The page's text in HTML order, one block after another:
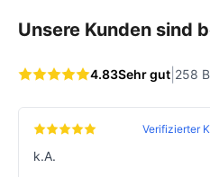
Unsere Kunden sind
4.83Sehr gut 258
Verifizierter
k.A.